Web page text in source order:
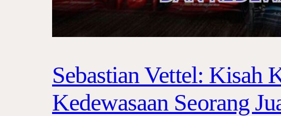
Sebastian Vettel: Kisah
Kedewasaan Seorang